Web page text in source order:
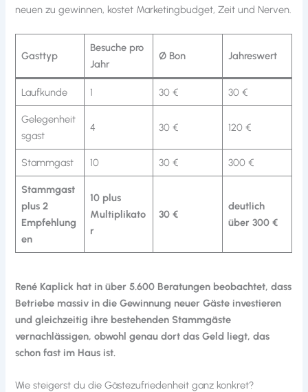
neuen zu gewinnen, kostet Marketingbudget, Zeit und Nerven.
Gasttyp
Besuche pro
Jahr
Ø Bon Jahreswert
Laufkunde 1 30 € 30 €
Gelegenheit
sgast
4 30 € 120 €
Stammgast 10 30 € 300 €
Stammgast
plus 2
Empfehlung
en
10 plus
Multiplikato
r
30 €
deutlich
über 300 €
René Kaplick hat in über 5.600 Beratungen beobachtet, dass
Betriebe massiv in die Gewinnung neuer Gäste investieren
und gleichzeitig ihre bestehenden Stammgäste
vernachlässigen, obwohl genau dort das Geld liegt, das
schon fast im Haus ist.
Wie steigerst du die Gästezufriedenheit ganz konkret?